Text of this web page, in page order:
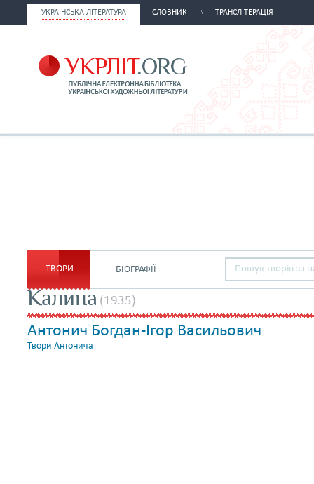
УКРАЇНСЬКА ЛІТЕРАТУРА СЛОВНИК ТРАНСЛІТЕРАЦІЯ
ТВОРИ БІОГРАФІЇ
Калина (1935)
Антонич Богдан-Ігор Васильович
Твори Антонича